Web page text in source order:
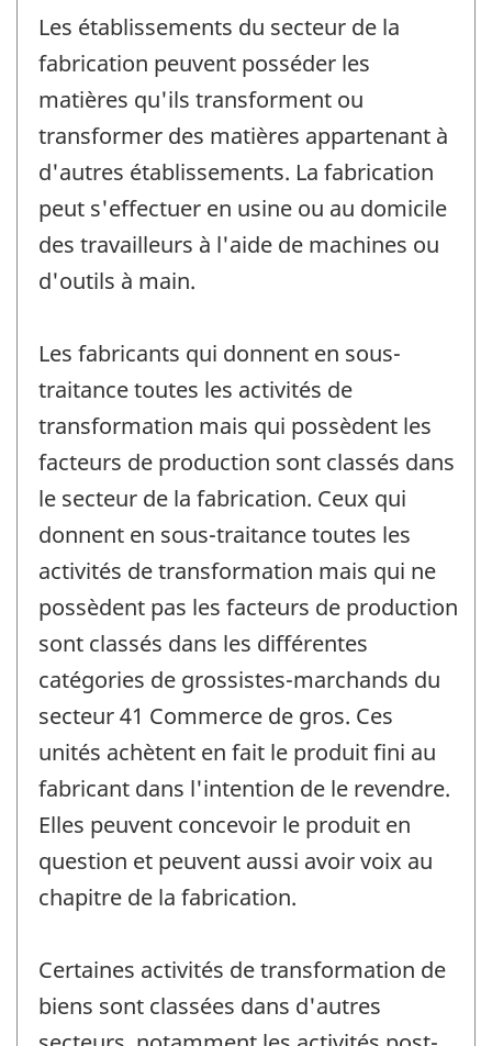
Les établissements du secteur de la
fabrication peuvent posséder les
matières qu'ils transforment ou
transformer des matières appartenant à
d'autres établissements. La fabrication
peut s'effectuer en usine ou au domicile
des travailleurs à l'aide de machines ou
d'outils à main.
Les fabricants qui donnent en sous-
traitance toutes les activités de
transformation mais qui possèdent les
facteurs de production sont classés dans
le secteur de la fabrication. Ceux qui
donnent en sous-traitance toutes les
activités de transformation mais qui ne
possèdent pas les facteurs de production
sont classés dans les différentes
catégories de grossistes-marchands du
secteur 41 Commerce de gros. Ces
unités achètent en fait le produit fini au
fabricant dans l'intention de le revendre.
Elles peuvent concevoir le produit en
question et peuvent aussi avoir voix au
chapitre de la fabrication.
Certaines activités de transformation de
biens sont classées dans d'autres